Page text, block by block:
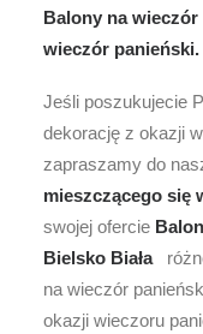
Balony na
wieczór panieński.
Jeśli poszukujecie
dekorację z okazji
zapraszamy do
mieszczącego się
swojej ofercie
Bielsko Biała
na wieczór
okazji wieczoru